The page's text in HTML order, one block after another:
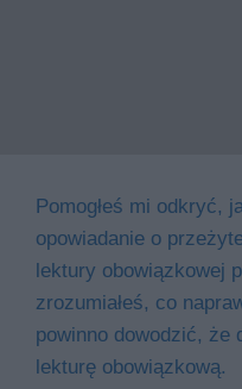
Pomogłeś mi odkryć,
opowiadanie o
lektury obowiązkowej
zrozumiałeś, co
powinno dowodzić, że
lekturę obowiązkową.